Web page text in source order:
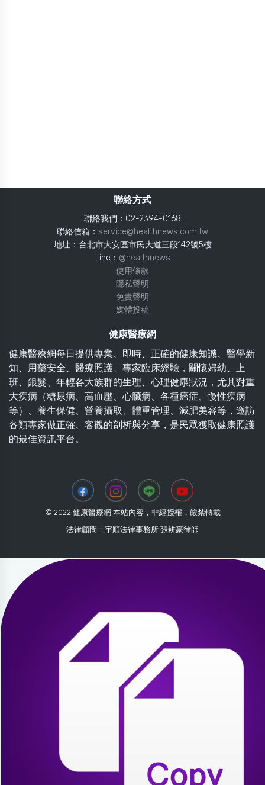
聯絡方式
聯絡我們：02-2394-0168
聯絡信箱： service@healthnews.com.tw
地址：台北市大安區市民大道三段142號5樓
Line： @healthnews
使用條款
隱私聲明
免責聲明
媒體投稿
健康醫療網
健康醫療網每日提供專業、即時、正確的健康知識、醫學新
知、用藥安全、醫療照護、專家臨床經驗，關懷婦幼、上
班、銀髮、年輕各大族群的生理、心理健康狀況，尤其對重
大疾病（糖尿病、高血壓、心臟病、各種癌症、慢性疾病
等）、養生保健、營養攝取、體重管理、減肥美容等，邀訪
各類專家做正確、客觀的剖析與分享，是民眾獲取健康照護
的最佳資訊平台。
© 2022 健康醫療網 本站內容，非經授權，嚴禁轉載
法律顧問：宇順法律事務所 張耕豪律師